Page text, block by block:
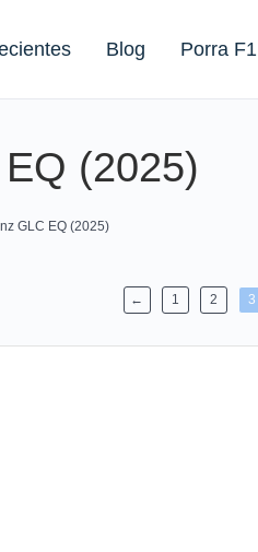
Blog Porra F1
(2025)
GLC EQ (2025)
← 1 2 3